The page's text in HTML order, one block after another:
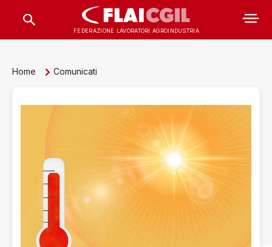
FEDERAZIONE LAVORATORI AGROINDUSTRIA
Home Comunicati